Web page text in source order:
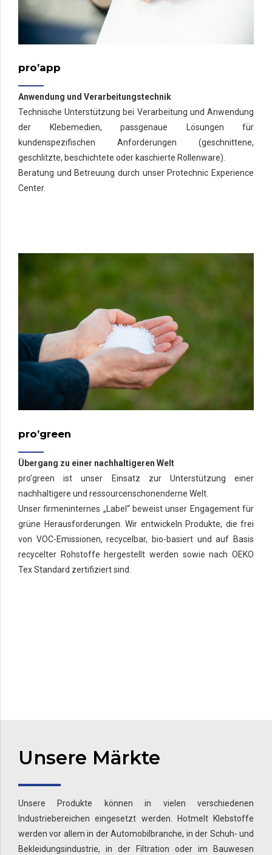
pro’app
Anwendung und Verarbeitungstechnik
Technische Unterstützung bei Verarbeitung und Anwendung
der Klebemedien, passgenaue Lösungen für
kundenspezifischen Anforderungen (geschnittene,
geschlitzte, beschichtete oder kaschierte Rollenware).
Beratung und Betreuung durch unser Protechnic Experience
Center.
pro’green
Übergang zu einer nachhaltigeren Welt
pro’green ist unser Einsatz zur Unterstützung einer
nachhaltigere und ressourcenschonenderne Welt.
Unser firmeninternes „Label“ beweist unser Engagement für
grüne Herausforderungen. Wir entwickeln Produkte, die frei
von VOC-Emissionen, recycelbar, bio-basiert und auf Basis
recycelter Rohstoffe hergestellt werden sowie nach OEKO
Tex Standard zertifiziert sind.
Unsere Märkte
Unsere Produkte können in vielen verschiedenen
Industriebereichen eingesetzt werden. Hotmelt Klebstoffe
werden vor allem in der Automobilbranche, in der Schuh- und
Bekleidungsindustrie, in der Filtration oder im Bauwesen